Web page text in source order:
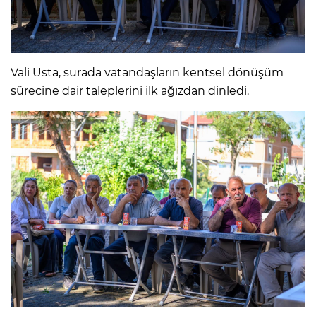
Vali Usta, surada vatandaşların kentsel dönüşüm
sürecine dair taleplerini ilk ağızdan dinledi.